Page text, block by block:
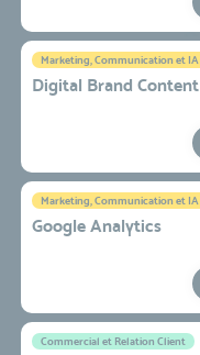
Marketing, Communication et IA
Digital Brand Content
Marketing, Communication et IA
Google Analytics
Commercial et Relation Client